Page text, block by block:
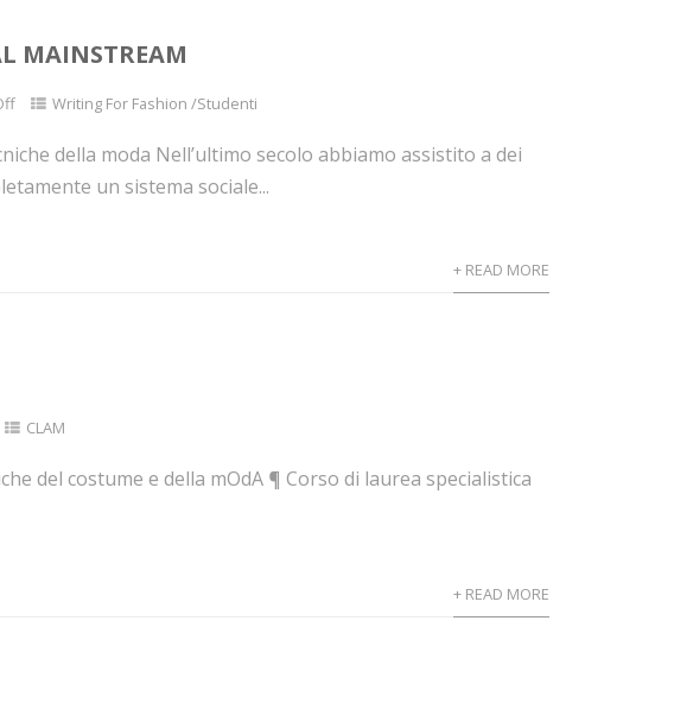
MAINSTREAM
Writing For Fashion /Studenti
della moda Nell’ultimo secolo abbiamo assistito a dei
un sistema sociale...
+ READ MORE
CLAM
del costume e della mOdA ¶ Corso di laurea specialistica
+ READ MORE